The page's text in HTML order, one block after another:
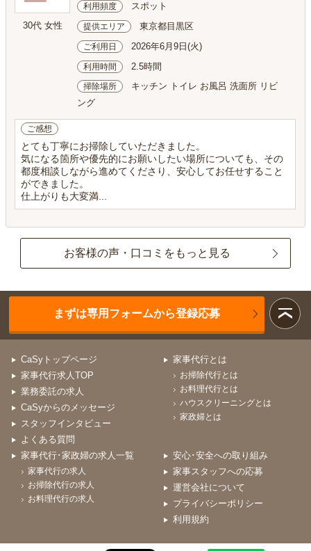
30代 女性
利用頻度 スポット
提供エリア 東京都目黒区
ご利用日 2026年6月9日(火)
利用時間 2.5時間
掃除場所
キッチン トイレ お風呂 洗面所 リビ
ング
ご感想
とても丁寧にお掃除していただきました。
気になる箇所や優先的にお願いしたい場所についても、その
都度相談しながら進めてくださり、安心してお任せすること
ができました。
仕上がりも大変満...
お客様の声・口コミをもっと見る
まずは専用フォームから登録応募
CaSyトップページ
家事代行求人TOP
業務委託の求人
CaSyからのメッセージ
スタッフインタビュー
よくある質問
家事代行とは
お掃除代行とは
お料理代行とは
ハウスクリーニングとは
家政婦とは
家事代行･家政婦の求人一覧
家事代行の求人
お掃除代行の求人
お料理代行の求人
安心･安全への取り組み
家事スタッフへの応募
運営会社について
プライバシーポリシー
利用規約